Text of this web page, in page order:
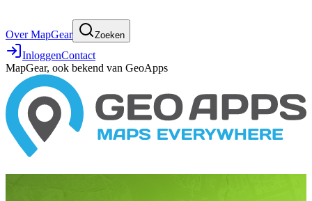
Over MapGear Zoeken
InloggenContact
MapGear, ook bekend van GeoApps